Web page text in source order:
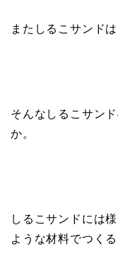
またしるこサンド
そんなしるこサン
か。
しるこサンドには
ような材料でつく